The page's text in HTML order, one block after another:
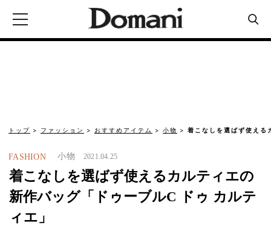
トップ ファッション おすすめアイテム 小物 着こなしを選ばず使え
FASHION 小物 2021.04.25
着こなしを選ばず使えるカルティエの
新作バッグ「ドゥーブルC ドゥ カルテ
ィエ」